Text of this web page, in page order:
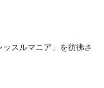
スルマニア」を彷彿さ